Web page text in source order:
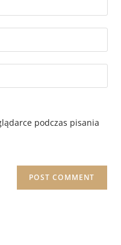
podczas pisania